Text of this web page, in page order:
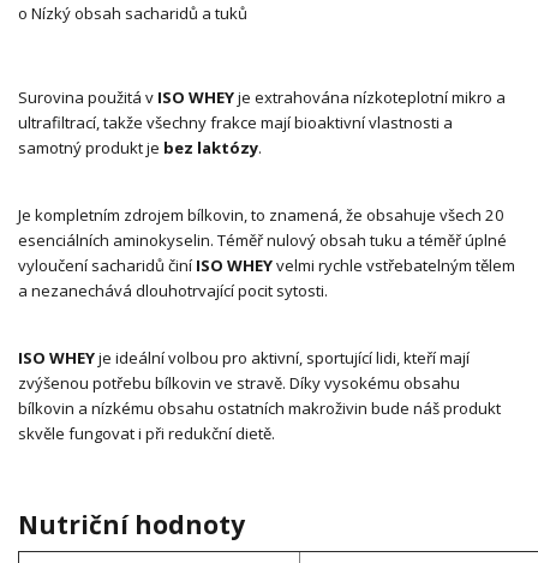
o Nízký obsah sacharidů a tuků
Surovina použitá v ISO WHEYje extrahována nízkoteplotní mikro a
ultrafiltrací, takže všechny frakce mají bioaktivní vlastnosti a
samotný produkt je bez laktózy.
Je kompletním zdrojem bílkovin, to znamená, že obsahuje všech 20
esenciálních aminokyselin. Téměř nulový obsah tuku a téměř úplné
vyloučení sacharidů činí ISO WHEYvelmi rychle vstřebatelným tělem
a nezanechává dlouhotrvající pocit sytosti.
ISO WHEYje ideální volbou pro aktivní, sportující lidi, kteří mají
zvýšenou potřebu bílkovin ve stravě. Díky vysokému obsahu
bílkovin a nízkému obsahu ostatních makroživin bude náš produkt
skvěle fungovat i při redukční dietě.
Nutriční hodnoty